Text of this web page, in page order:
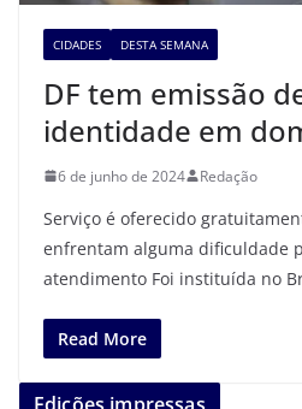
CIDADES DESTA SEMANA
DF tem emissão
identidade em
6 de junho de 2024 Redação
Serviço é oferecido
enfrentam alguma dificuldade
atendimento Foi instituída no
Read More